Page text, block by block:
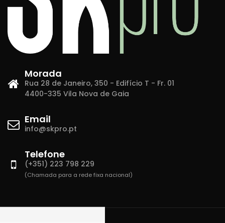
Morada
Rua 28 de Janeiro, 350 - Edifício T - Fr. 01
4400-335 Vila Nova de Gaia
Email
info@skpro.pt
Telefone
(+351) 223 798 229
(Chamada para a rede fixa nacional)